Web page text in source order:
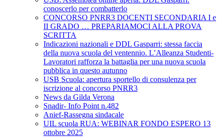
conoscerlo per combatterlo
CONCORSO PNRR3 DOCENTI SECONDARIA I e
II GRADO … PREPARIAMOCI ALLA PROVA
SCRITTA
Indicazioni nazionali e DDL Gasparri: stessa faccia
della nuova scuola del ventennio. L’Alleanza Studenti-
Lavoratori rafforza la battaglia per una nuova scuola
pubblica in questo autunno
USB Scuola: apertura sportello di consulenza per
iscrizione al concorso PNRR3
News da Gilda Verona
Snadir- Info Point n.482
Anief-Rassegna sindacale
UIL scuola RUA: WEBINAR FONDO ESPERO 13
ottobre 2025